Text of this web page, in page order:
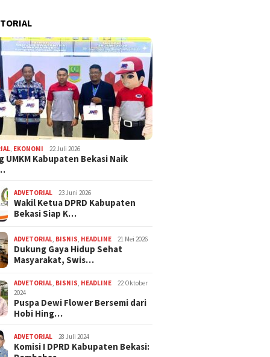
EKONOMI 22 Juli 2026
UMKM Kabupaten Bekasi Naik
ADVETORIAL 23 Juni 2026
Wakil Ketua DPRD Kabupaten
Bekasi Siap K…
ADVETORIAL BISNIS HEADLINE 21 Mei 2026
Dukung Gaya Hidup Sehat
Masyarakat, Swis…
ADVETORIAL BISNIS HEADLINE
22 Oktober
2024
Puspa Dewi Flower Bersemi dari
Hobi Hing…
ADVETORIAL 28 Juli 2024
Komisi I DPRD Kabupaten Bekasi: